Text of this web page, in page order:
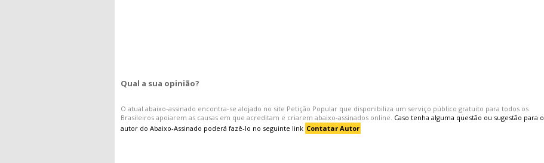
Qual a sua opinião?
O atual abaixo-assinado encontra-se alojado no site Petição Popular que disponibiliza um serviço público gratuito para todos os
Brasileiros apoiarem as causas em que acreditam e criarem abaixo-assinados online. Caso tenha alguma questão ou sugestão para o
autor do Abaixo-Assinado poderá fazê-lo no seguinte link Contatar Autor